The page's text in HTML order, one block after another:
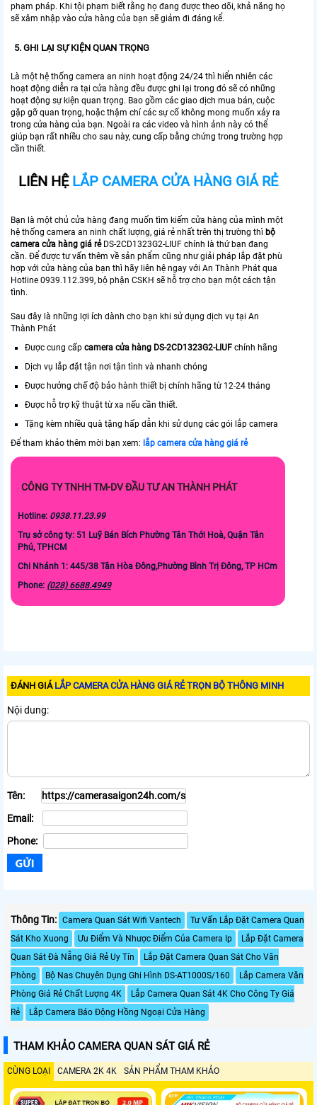
phạm pháp. Khi tội phạm biết rằng họ đang được theo dõi, khả năng họ
sẽ xâm nhập vào cửa hàng của bạn sẽ giảm đi đáng kể.
5. GHI LẠI SỰ KIỆN QUAN TRỌNG
Là một hệ thống camera an ninh hoạt động 24/24 thì hiển nhiên các
hoạt động diễn ra tại cửa hàng đều được ghi lại trong đó sẽ có những
hoạt động sự kiện quan trọng. Bao gồm các giao dịch mua bán, cuộc
gặp gỡ quan trọng, hoặc thậm chí các sự cố không mong muốn xảy ra
trong cửa hàng của bạn. Ngoài ra các video và hình ảnh này có thể
giúp bạn rất nhiều cho sau này, cung cấp bằng chứng trong trường hợp
cần thiết.
LIÊN HỆ LẮP CAMERA CỬA HÀNG GIÁ RẺ
Bạn là một chủ cửa hàng đang muốn tìm kiếm cửa hàng của mình một
hệ thống camera an ninh chất lượng, giá rẻ nhất trên thị trường thì bộ
camera cửa hàng giá rẻDS-2CD1323G2-LIUF chính là thứ bạn đang
cần. Để được tư vấn thêm về sản phẩm cũng như giải pháp lắp đặt phù
hợp với cửa hàng của bạn thì hãy liên hệ ngay với An Thành Phát qua
Hotline 0939.112.399, bộ phận CSKH sẽ hỗ trợ cho bạn một cách tận
tình.
Sau đây là những lợi ích dành cho bạn khi sử dụng dịch vụ tại An
Thành Phát
Được cung cấp camera cửa hàng DS-2CD1323G2-LIUF chính hãng
Dịch vụ lắp đặt tận nơi tận tình và nhanh chóng
Được hưởng chế độ bảo hành thiết bị chính hãng từ 12-24 tháng
Được hỗ trợ kỹ thuật từ xa nếu cần thiết.
Tặng kèm nhiều quà tặng hấp dẫn khi sử dụng các gói lắp camera
Để tham khảo thêm mời bạn xem: lắp camera cửa hàng giá rẻ
CÔNG TY TNHH TM-DV ĐẦU TƯ AN THÀNH PHÁT
Hotline: 0938.11.23.99
Trụ sở công ty: 51 Luỹ Bán Bích Phường Tân Thới Hoà, Quận Tân
Phú, TPHCM
Chi Nhánh 1: 445/38 Tân Hòa Đông,Phường Bình Trị Đông, TP HCm
Phone: (028) 6688.4949
ĐÁNH GIÁ LẮP CAMERA CỬA HÀNG GIÁ RẺ TRỌN BỘ THÔNG MINH
Nội dung:
Tên:
Email:
Phone:
Thông Tin: Camera Quan Sát Wifi Vantech
Tư Vấn Lắp Đặt Camera Quan
Sát Kho Xuong
Ưu Điểm Và Nhược Điểm Của Camera Ip
Lắp Đặt Camera
Quan Sát Đà Nẵng Giá Rẻ Uy Tín
Lắp Đặt Camera Quan Sát Cho Văn
Phòng
Bộ Nas Chuyên Dụng Ghi Hình DS-AT1000S/160
Lắp Camera Văn
Phòng Giá Rẻ Chất Lượng 4K
Lắp Camera Quan Sát 4K Cho Công Ty Giá
Rẻ
Lắp Camera Báo Động Hồng Ngoại Cửa Hàng
THAM KHẢO CAMERA QUAN SÁT GIÁ RẺ
CÙNG LOẠI CAMERA 2K 4K SẢN PHẨM THAM KHẢO